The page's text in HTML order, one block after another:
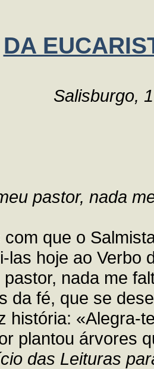
DA
Salisburgo,
pastor, nada
com que o
las hoje ao Verbo
nada me
da fé, que se
história: «Alegra-
plantou árvores
das Leituras